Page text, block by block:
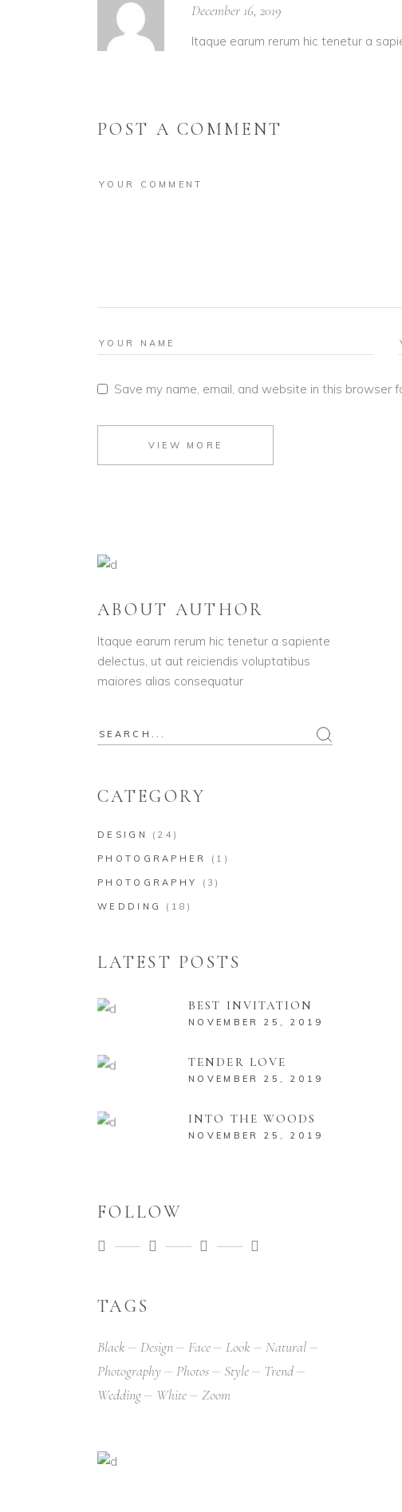
December 16, 2019
Itaque earum rerum hic tenetur a
POST A COMMENT
Save my name, email, and website in this browser
VIEW MORE
ABOUT AUTHOR
Itaque earum rerum hic tenetur a sapiente
delectus, ut aut reiciendis voluptatibus
maiores alias consequatur
Search
CATEGORY
DESIGN (24)
PHOTOGRAPHER (1)
PHOTOGRAPHY (3)
WEDDING (18)
LATEST POSTS
BEST INVITATION
NOVEMBER 25, 2019
TENDER LOVE
NOVEMBER 25, 2019
INTO THE WOODS
NOVEMBER 25, 2019
FOLLOW
TAGS
Black Design Face Look
Natural
Photography
Photos Style
Trend
Wedding
White Zoom